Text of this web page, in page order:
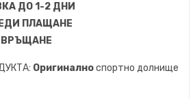
ДО 1-2 ДНИ
ПЛАЩАНЕ
ВРЪЩАНЕ
Оригиналноспортно долнище